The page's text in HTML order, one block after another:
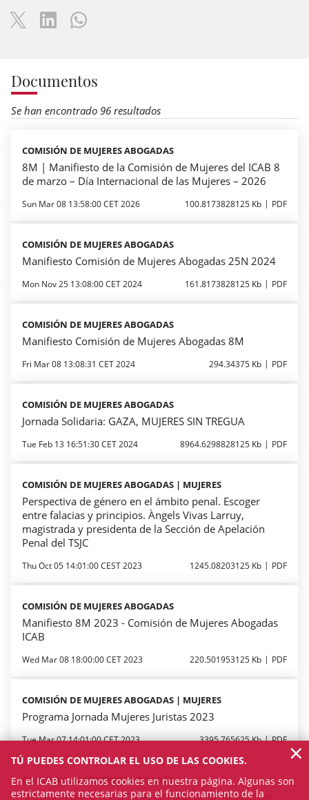
Documentos
Se han encontrado 96 resultados
COMISIÓN DE MUJERES ABOGADAS
8M | Manifiesto de la Comisión de Mujeres del ICAB 8
de marzo – Día Internacional de las Mujeres – 2026
Sun Mar 08 13:58:00 CET 2026 100.8173828125 Kb PDF
COMISIÓN DE MUJERES ABOGADAS
Manifiesto Comisión de Mujeres Abogadas 25N 2024
Mon Nov 25 13:08:00 CET 2024 161.8173828125 Kb PDF
COMISIÓN DE MUJERES ABOGADAS
Manifiesto Comisión de Mujeres Abogadas 8M
Fri Mar 08 13:08:31 CET 2024 294.34375 Kb PDF
COMISIÓN DE MUJERES ABOGADAS
Jornada Solidaria: GAZA, MUJERES SIN TREGUA
Tue Feb 13 16:51:30 CET 2024 8964.6298828125 Kb PDF
COMISIÓN DE MUJERES ABOGADAS | MUJERES
Perspectiva de género en el ámbito penal. Escoger
entre falacias y principios. Àngels Vivas Larruy,
magistrada y presidenta de la Sección de Apelación
Penal del TSJC
Thu Oct 05 14:01:00 CEST 2023 1245.08203125 Kb PDF
COMISIÓN DE MUJERES ABOGADAS
Manifiesto 8M 2023 - Comisión de Mujeres Abogadas
ICAB
Wed Mar 08 18:00:00 CET 2023 220.501953125 Kb PDF
COMISIÓN DE MUJERES ABOGADAS | MUJERES
Programa Jornada Mujeres Juristas 2023
Tue Mar 07 14:01:00 CET 2023 3395.765625 Kb PDF
COMISIÓN DE MUJERES ABOGADAS
Sentencia núm. 1/2023 del Juzgado de lo Social núm.
TÚ PUEDES CONTROLAR EL USO DE LAS COOKIES.
En el ICAB utilizamos cookies en nuestra página. Algunas son
estrictamente necesarias para el funcionamiento de la
×